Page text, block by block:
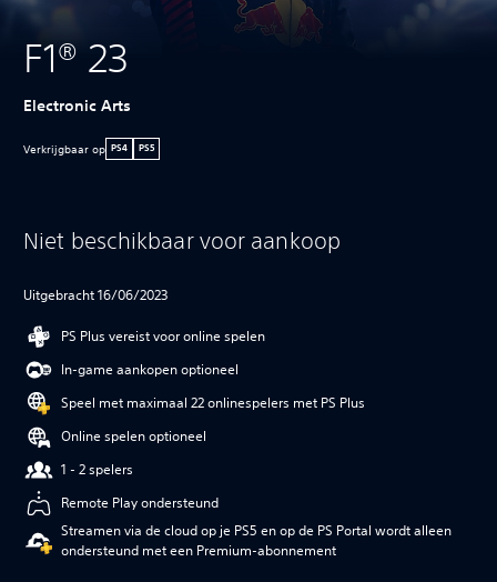
F1® 23
Electronic Arts
Verkrijgbaar op PS4 PS5
Niet beschikbaar voor aankoop
Uitgebracht 16/06/2023
PS Plus vereist voor online spelen
In-game aankopen optioneel
Speel met maximaal 22 onlinespelers met PS Plus
Online spelen optioneel
1 - 2 spelers
Remote Play ondersteund
Streamen via de cloud op je PS5 en op de PS Portal wordt alleen
ondersteund met een Premium-abonnement